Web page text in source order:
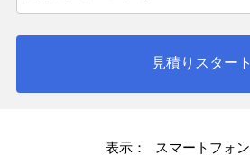
見積りスタート
表示： スマートフォン